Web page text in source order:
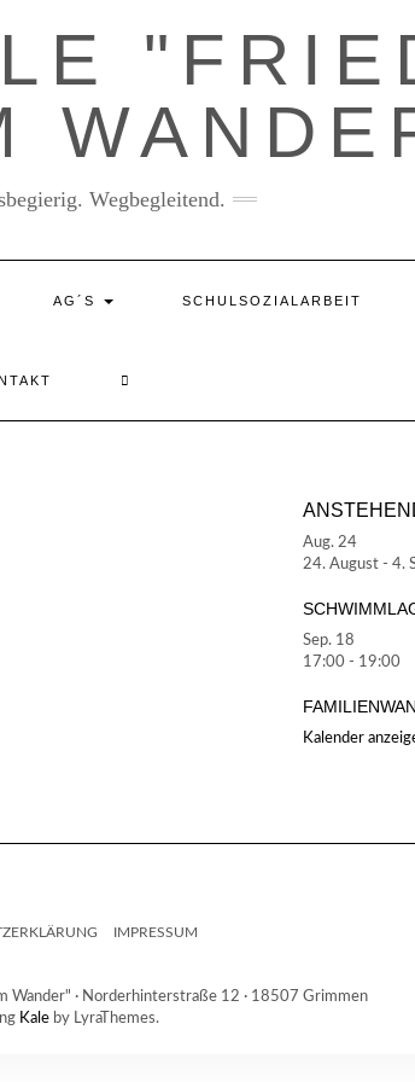
Wegbegleitend.
AG´S SCHULSOZIALARBEIT
Aug.24
24. August -4.
Sep. 18
17:00 - 19:00
Kalender
IMPRESSUM
· Norderhinterstraße 12 · 18507 Grimmen
Kale by LyraThemes.